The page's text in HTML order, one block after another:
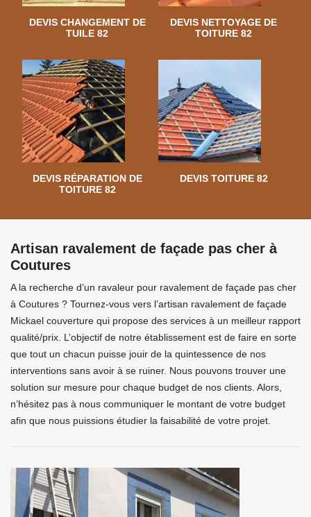
DEVIS CHANGEMENT DE
TUILE 82
DEVIS NETTOYAGE DE
TOITURE 82
DEVIS RÉPARATION DE
TOITURE 82
DEVIS TOITURE 82
Artisan ravalement de façade pas cher à
Coutures
A la recherche d’un ravaleur pour ravalement de façade pas cher
à Coutures ? Tournez-vous vers l’artisan ravalement de façade
Mickael couverture qui propose des services à un meilleur rapport
qualité/prix. L’objectif de notre établissement est de faire en sorte
que tout un chacun puisse jouir de la quintessence de nos
interventions sans avoir à se ruiner. Nous pouvons trouver une
solution sur mesure pour chaque budget de nos clients. Alors,
n’hésitez pas à nous communiquer le montant de votre budget
afin que nous puissions étudier la faisabilité de votre projet.